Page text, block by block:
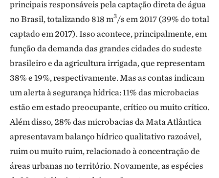
principais responsáveis ​​pela captação direta de água
no Brasil, totalizando 818 m3/s em 2017 (39% do total
captado em 2017). Isso acontece, principalmente, em
função da demanda das grandes cidades do sudeste
brasileiro e da agricultura irrigada, que representam
38% e 19%, respectivamente. Mas as contas indicam
um alerta à segurança hídrica: 11% das microbacias
estão em estado preocupante, crítico ou muito crítico.
Além disso, 28% das microbacias da Mata Atlântica
apresentavam balanço hídrico qualitativo razoável,
ruim ou muito ruim, relacionado à concentração de
áreas urbanas no território. Novamente, as espécies